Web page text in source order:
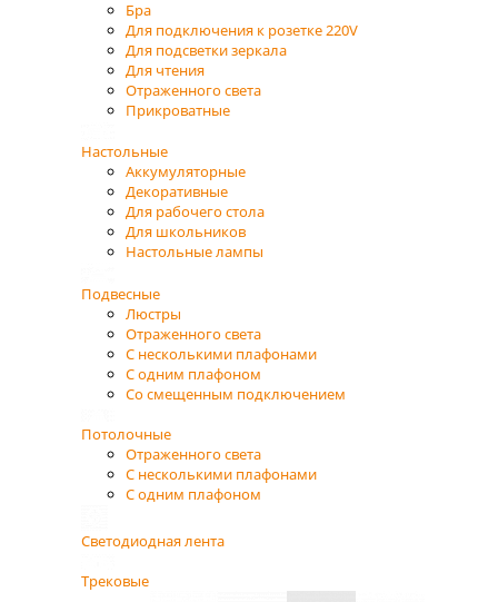
Бра
Для подключения к розетке 220V
Для подсветки зеркала
Для чтения
Отраженного света
Прикроватные
Настольные
Аккумуляторные
Декоративные
Для рабочего стола
Для школьников
Настольные лампы
Подвесные
Люстры
Отраженного света
С несколькими плафонами
С одним плафоном
Со смещенным подключением
Потолочные
Отраженного света
С несколькими плафонами
С одним плафоном
Светодиодная лента
Трековые